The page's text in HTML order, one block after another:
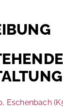
Eschenbach